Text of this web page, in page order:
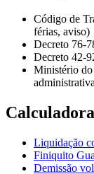
Código de
férias, aviso)
Decreto 76-
Decreto 42-
Ministério do
administrativa
Liquidação
Finiquito
Demissão